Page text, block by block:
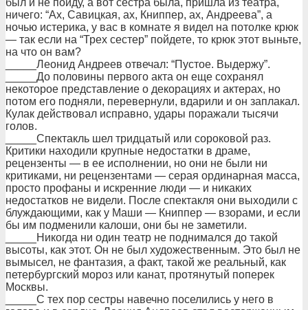
был и не пойду, а вот сестра была, пришла из театра,
ничего: “Ах, Савицкая, ах, Книппер, ах, Андреева”, а
ночью истерика, у вас в комнате я видел на потолке крюк
— так если на “Трех сестер” пойдете, то крюк этот выньте,
на что он вам?
_____Леонид Андреев отвечал: “Пустое. Выдержу”.
_____До половины первого акта он еще сохранял
некоторое представление о декорациях и актерах, но
потом его подняли, перевернули, вдарили и он заплакал.
Кулак действовал исправно, удары поражали тысячи
голов.
_____Спектакль шел тридцатый или сороковой раз.
Критики находили крупные недостатки в драме,
рецензенты — в ее исполнении, но они не были ни
критиками, ни рецензентами — серая ординарная масса,
просто профаны и искренние люди — и никаких
недостатков не видели. После спектакля они выходили с
блуждающими, как у Маши — Книппер — взорами, и если
бы им подменили калоши, они бы не заметили.
_____Никогда ни один театр не поднимался до такой
высоты, как этот. Он не был художественным. Это был не
вымысел, не фантазия, а факт, такой же реальный, как
петербургский мороз или канат, протянутый поперек
Москвы.
_____С тех пор сестры навечно поселились у него в